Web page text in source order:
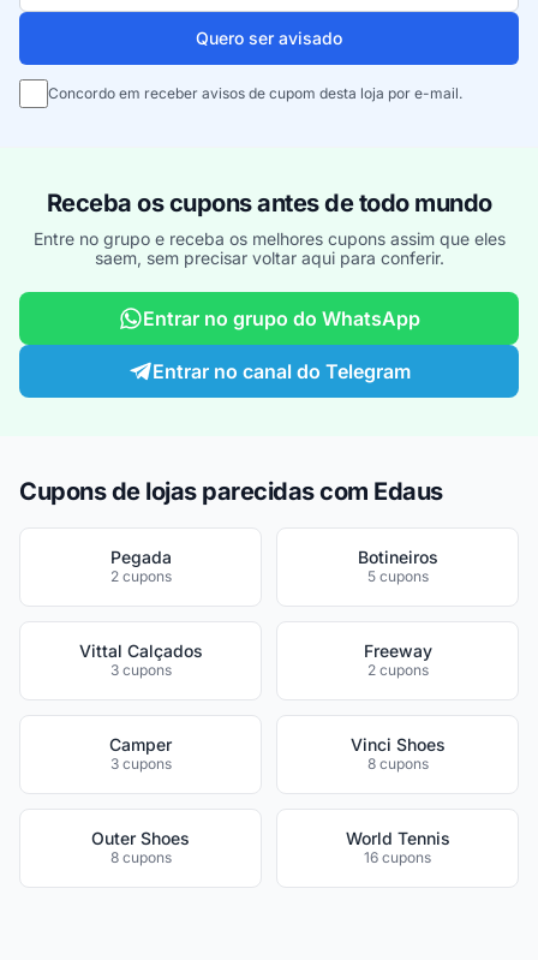
Quero ser avisado
Concordo em receber avisos de cupom desta loja por e-mail.
Receba os cupons antes de todo mundo
Entre no grupo e receba os melhores cupons assim que eles
saem, sem precisar voltar aqui para conferir.
Entrar no grupo do WhatsApp
Entrar no canal do Telegram
Cupons de lojas parecidas com Edaus
Pegada
2 cupons
Botineiros
5 cupons
Vittal Calçados
3 cupons
Freeway
2 cupons
Camper
3 cupons
Vinci Shoes
8 cupons
Outer Shoes
8 cupons
World Tennis
16 cupons